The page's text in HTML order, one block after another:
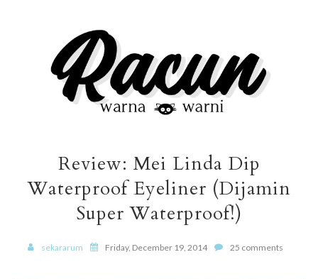
Review: Mei Linda Dip
Waterproof Eyeliner (Dijamin
Super Waterproof!)
sekararum Friday, December 19, 2014 25 comments